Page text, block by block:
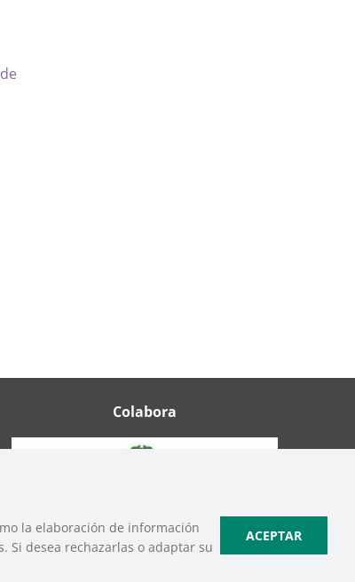
Colabora
|Política de Privacidad de Redes Sociales
la elaboración de información
Si desea rechazarlas o adaptar su
ACEPTAR